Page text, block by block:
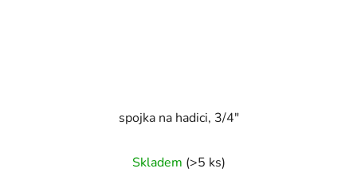
spojka na hadici, 3/4"
Skladem (>5 ks)